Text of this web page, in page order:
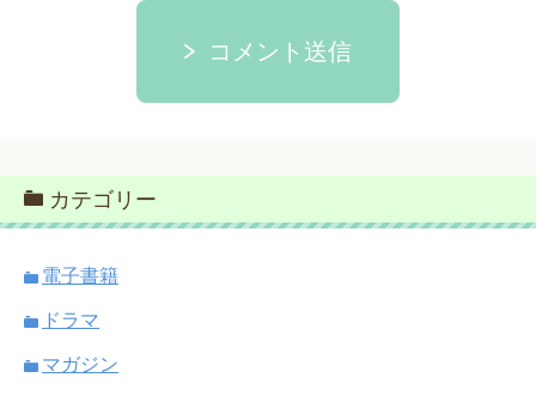
コメント送信
カテゴリー
電子書籍
ドラマ
マガジン